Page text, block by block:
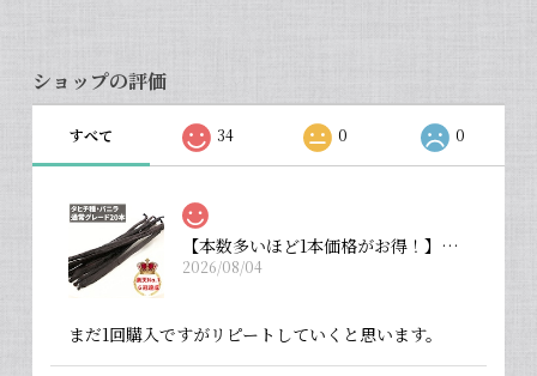
ショップの評価
すべて 34 0 0
【本数多いほど1本価格がお得！】【タヒチ種・通常グレード 13cm・バニラビーンズ・20本】
2026/08/04
まだ1回購入ですがリピートしていくと思います。